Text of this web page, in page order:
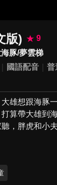
版)
9
豚/夢雲梯
國語配音
普
大雄想跟海
算帶大雄到
，胖虎和小